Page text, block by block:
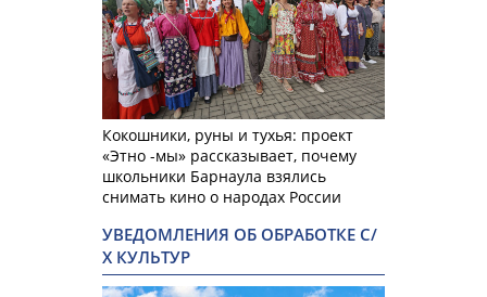
Кокошники, руны и тухья: проект
«Этно -мы» рассказывает, почему
школьники Барнаула взялись
снимать кино о народах России
УВЕДОМЛЕНИЯ ОБ ОБРАБОТКЕ С/
Х КУЛЬТУР